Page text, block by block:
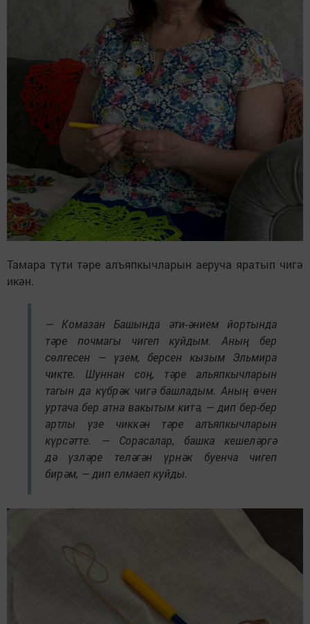
Тамара түти тәре алъяпкычларын аеруча яратып чигә
икән.
— Комазан Башында әти-әнием йортында
тәре почмагы чигеп куйдым. Аның бер
сөлгесен — үзем, берсен кызым Эльмира
чикте. Шуннан соң, тәре альяпкычларын
тагын да күбрәк чигә башладым. Аның өчен
уртача бер атна вакытым китә, — дип бер-бер
артлы үзе чиккән тәре алъяпкычларын
күрсәтте. — Сорасалар, башка кешеләргә
дә үзләре теләгән үрнәк буенча чигеп
бирәм, — дип елмаеп куйды.